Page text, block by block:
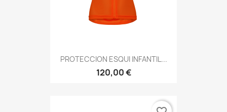
PROTECCION ESQUI INFANTIL...
120,00 €